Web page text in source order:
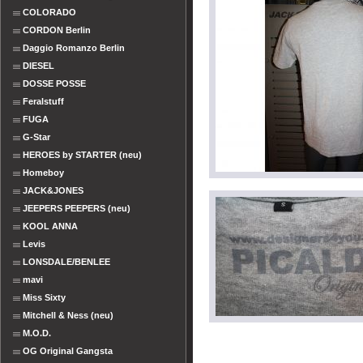
COLORADO
CORDON Berlin
Daggio Romanzo Berlin
DIESEL
DOSSE POSSE
Feralstuff
FUGA
G-Star
HEROES by STARTER (neu)
Homeboy
JACK&JONES
JEEPERS PEEPERS (neu)
KOOL ANNA
Levis
LONSDALE/BENLEE
mavi
Miss Sixty
Mitchell & Ness (neu)
M.O.D.
OG Original Gangsta